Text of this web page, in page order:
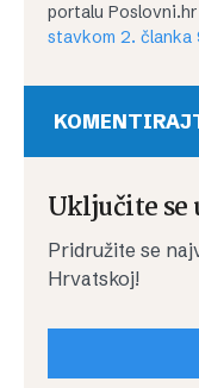
portalu
stavkom 2. članka
Uključite se
Pridružite se
Hrvatskoj!